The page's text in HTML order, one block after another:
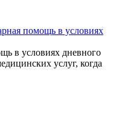
помощь в условиях
в условиях дневного
услуг, когда